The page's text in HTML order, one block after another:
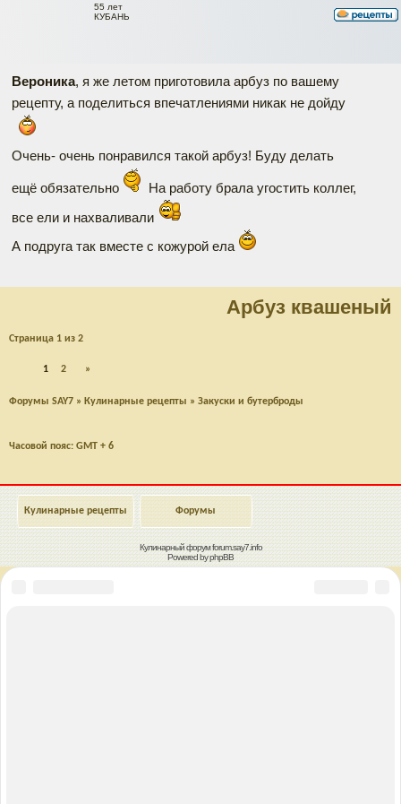
55 лет
КУБАНЬ
Вероника, я же летом приготовила арбуз по вашему
рецепту, а поделиться впечатлениями никак не дойду
Очень- очень понравился такой арбуз! Буду делать
ещё обязательно
На работу брала угостить коллег,
все ели и нахваливали
А подруга так вместе с кожурой ела
Арбуз квашеный
Страница 1 из 2
1 2 »
Форумы SAY7 » Кулинарные рецепты » Закуски и бутерброды
Часовой пояс: GMT + 6
Кулинарные рецепты Форумы
Кулинарный форумforum.say7.info
Powered byphpBB